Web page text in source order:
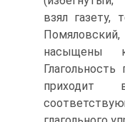
взял
насыщены
Глагольность
приходит